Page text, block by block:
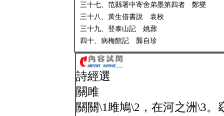
三十七、范縣署中寄舍弟墨第四者 鄭燮
三十八、黃生借書說 袁枚
三十九、登泰山記 姚鼐
四十、病梅館記 龔自珍
詩經選
關雎
關關\1雎鳩\2，在河之洲\3